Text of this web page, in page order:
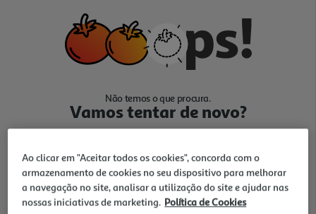
Não temos o que procura.
Vamos tentar de novo?
Ao clicar em "Aceitar todos os cookies", concorda com o
armazenamento de cookies no seu dispositivo para melhorar
a navegação no site, analisar a utilização do site e ajudar nas
nossas iniciativas de marketing. Política de Cookies